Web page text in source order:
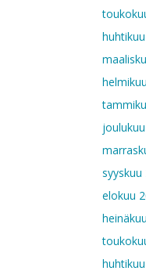
syyskuu
elokuu